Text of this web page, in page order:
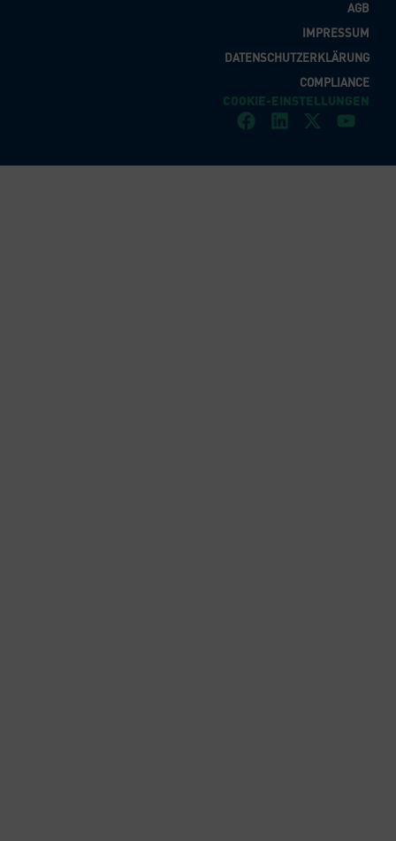
AGB
IMPRESSUM
DATENSCHUTZERKLÄRUNG
COMPLIANCE
COOKIE-EINSTELLUNGEN